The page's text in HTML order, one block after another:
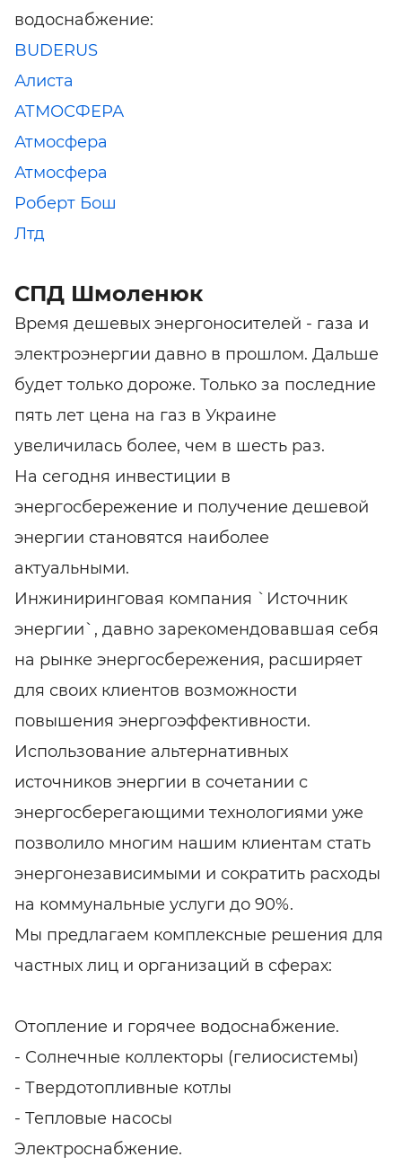
водоснабжение:
BUDERUS
Алиста
АТМОСФЕРА
Атмосфера
Атмосфера
Роберт Бош
Лтд
СПД Шмоленюк
Время дешевых энергоносителей - газа и
электроэнергии давно в прошлом. Дальше
будет только дороже. Только за последние
пять лет цена на газ в Украине
увеличилась более, чем в шесть раз.
На сегодня инвестиции в
энергосбережение и получение дешевой
энергии становятся наиболее
актуальными.
Инжиниринговая компания `Источник
энергии`, давно зарекомендовавшая себя
на рынке энергосбережения, расширяет
для своих клиентов возможности
повышения энергоэффективности.
Использование альтернативных
источников энергии в сочетании с
энергосберегающими технологиями уже
позволило многим нашим клиентам стать
энергонезависимыми и сократить расходы
на коммунальные услуги до 90%.
Мы предлагаем комплексные решения для
частных лиц и организаций в сферах:
Отопление и горячее водоснабжение.
- Солнечные коллекторы (гелиосистемы)
- Твердотопливные котлы
- Тепловые насосы
Электроснабжение.